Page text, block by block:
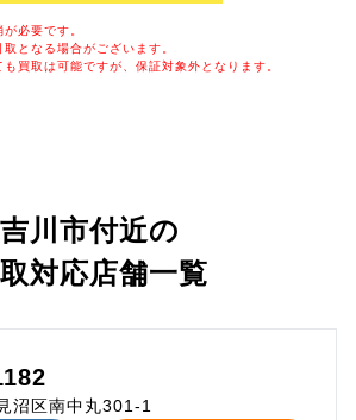
必要です。
となる場合がございます。
買取は可能ですが、保証対象外となります。
吉川市付近の
対応店舗一覧
沼区南中丸301-1